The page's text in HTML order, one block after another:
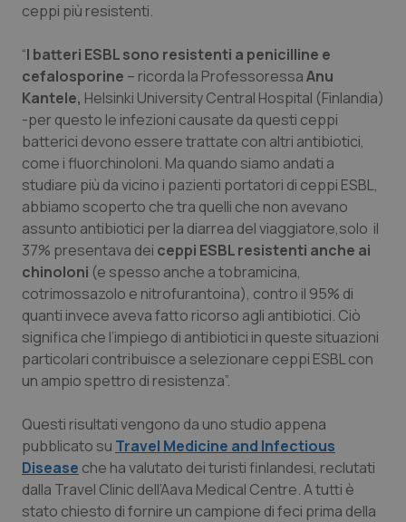
Umbria
Valle D’Aosta
Veneto
Oftalmologia
Oncodermatologia
Oncoematologia
Oncologia & Nutrizione
Psoriasi & pelle
Quotidiano Cardiologia
Quotidiano Chirurgia
Quotidiano Pediatria
Rene & patologie urogenitali
ceppi più resistenti.
“I batteri ESBL sono resistenti a penicilline e
cefalosporine – ricorda la ProfessoressaAnu
Kantele, Helsinki University Central Hospital (Finlandia)
-per questo le infezioni causate da questi ceppi
batterici devono essere trattate con altri antibiotici,
come i fluorchinoloni. Ma quando siamo andati a
studiare più da vicino i pazienti portatori di ceppi ESBL,
abbiamo scoperto che tra quelli che non avevano
assunto antibiotici per la diarrea del viaggiatore,solo il
37% presentava dei ceppi ESBL resistenti anche ai
chinoloni (e spesso anche a tobramicina,
cotrimossazolo e nitrofurantoina), contro il 95% di
quanti invece aveva fatto ricorso agli antibiotici. Ciò
significa che l’impiego di antibiotici in queste situazioni
particolari contribuisce a selezionare ceppi ESBL con
un ampio spettro di resistenza”.
Questi risultati vengono da uno studio appena
pubblicato su Travel Medicine and Infectious
Disease che ha valutato dei turisti finlandesi, reclutati
dalla Travel Clinic dell’Aava Medical Centre. A tutti è
stato chiesto di fornire un campione di feci prima della